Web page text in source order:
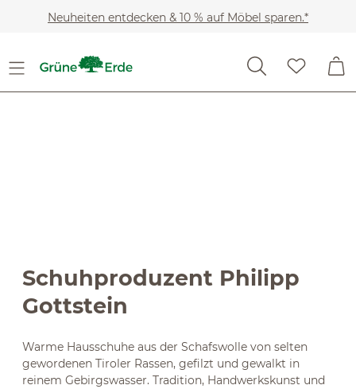
Zum Hauptinhalt springen
Neuheiten entdecken & 10 % auf Möbel sparen.*
Schuhproduzent Philipp
Gottstein
Warme Hausschuhe aus der Schafswolle von selten
gewordenen Tiroler Rassen, gefilzt und gewalkt in
reinem Gebirgswasser. Tradition, Handwerkskunst und